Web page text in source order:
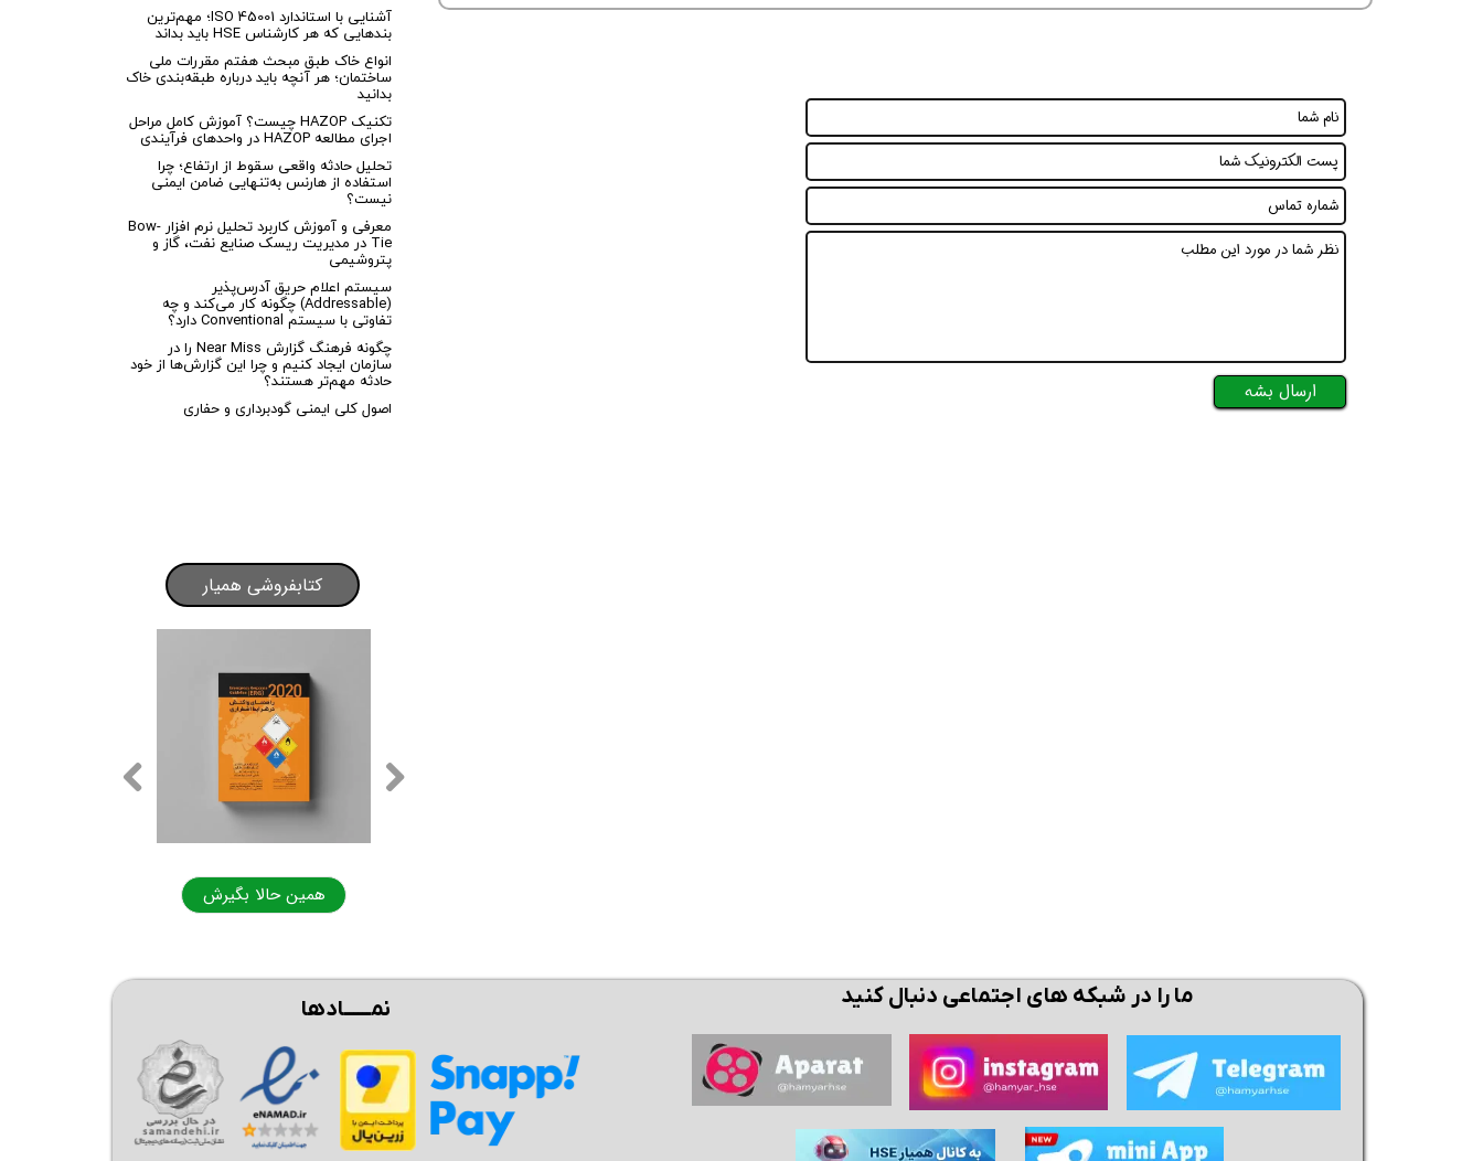
آشنایی با استاندارد ISO 45001؛ مهم‌ترین
بندهایی که هر کارشناس HSE باید بداند
انواع خاک طبق مبحث هفتم مقررات ملی
ساختمان؛ هر آنچه باید درباره طبقه‌بندی خاک
بدانید
تکنیک HAZOP چیست؟ آموزش کامل مراحل
اجرای مطالعه HAZOP در واحدهای فرآیندی
تحلیل حادثه واقعی سقوط از ارتفاع؛ چرا
استفاده از هارنس به‌تنهایی ضامن ایمنی
نیست؟
معرفی و آموزش کاربرد تحلیل نرم افزار Bow-
Tie در مدیریت ریسک صنایع نفت، گاز و
پتروشیمی
سیستم اعلام حریق آدرس‌پذیر
(Addressable) چگونه کار می‌کند و چه
تفاوتی با سیستم Conventional دارد؟
چگونه فرهنگ گزارش Near Miss را در
سازمان ایجاد کنیم و چرا این گزارش‌ها از خود
حادثه مهم‌تر هستند؟
اصول کلی ایمنی گودبرداری و حفاری
ارسال بشه
کتابفروشی همیار
همین حالا بگیرش
ما را در شبکه های اجتماعی دنبال کنید نمــــــادها